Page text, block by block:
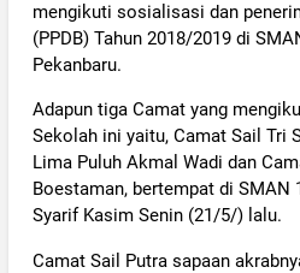
mengikuti sosialisasi dan
(PPDB) Tahun 2018/2019 di
Pekanbaru.
Adapun tiga Camat yang
Sekolah ini yaitu, Camat Sail Tri
Lima Puluh Akmal Wadi dan
Boestaman, bertempat di SMAN
Syarif Kasim Senin (21/5/) lalu.
Camat Sail Putra sapaan